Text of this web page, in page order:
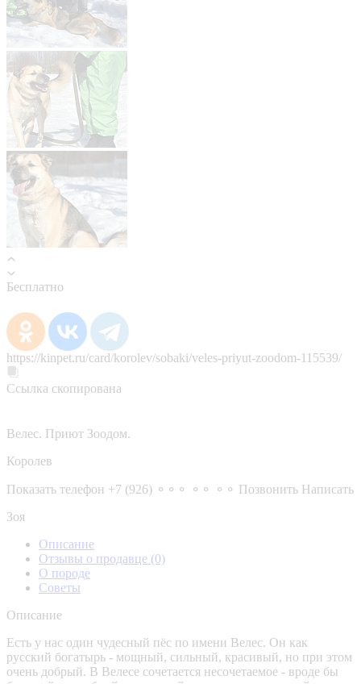
Бесплатно
https://kinpet.ru/card/korolev/sobaki/veles-priyut-zoodom-115539/
Ссылка скопирована
Велес. Приют Зоодом.
Королев
Показать телефон +7 (926) ⚬⚬⚬ ⚬⚬ ⚬⚬ Позвонить Написать
Зоя
Описание
Отзывы о продавце (0)
О породе
Советы
Описание
Есть у нас один чудесный пёс по имени Велес. Он как
русский богатырь - мощный, сильный, красивый, но при этом
очень добрый. В Велесе сочетается несочетаемое - вроде бы